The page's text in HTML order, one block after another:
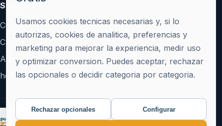
Soporte
Contacto
Crear cuenta
Acceder
hola@publicagratis.es
Usamos cookies tecnicas necesarias y, si lo
autorizas, cookies de analitica, preferencias y
marketing para mejorar la experiencia, medir uso
y optimizar conversion. Puedes aceptar, rechazar
las opcionales o decidir categoria por categoria.
Rechazar opcionales Configurar